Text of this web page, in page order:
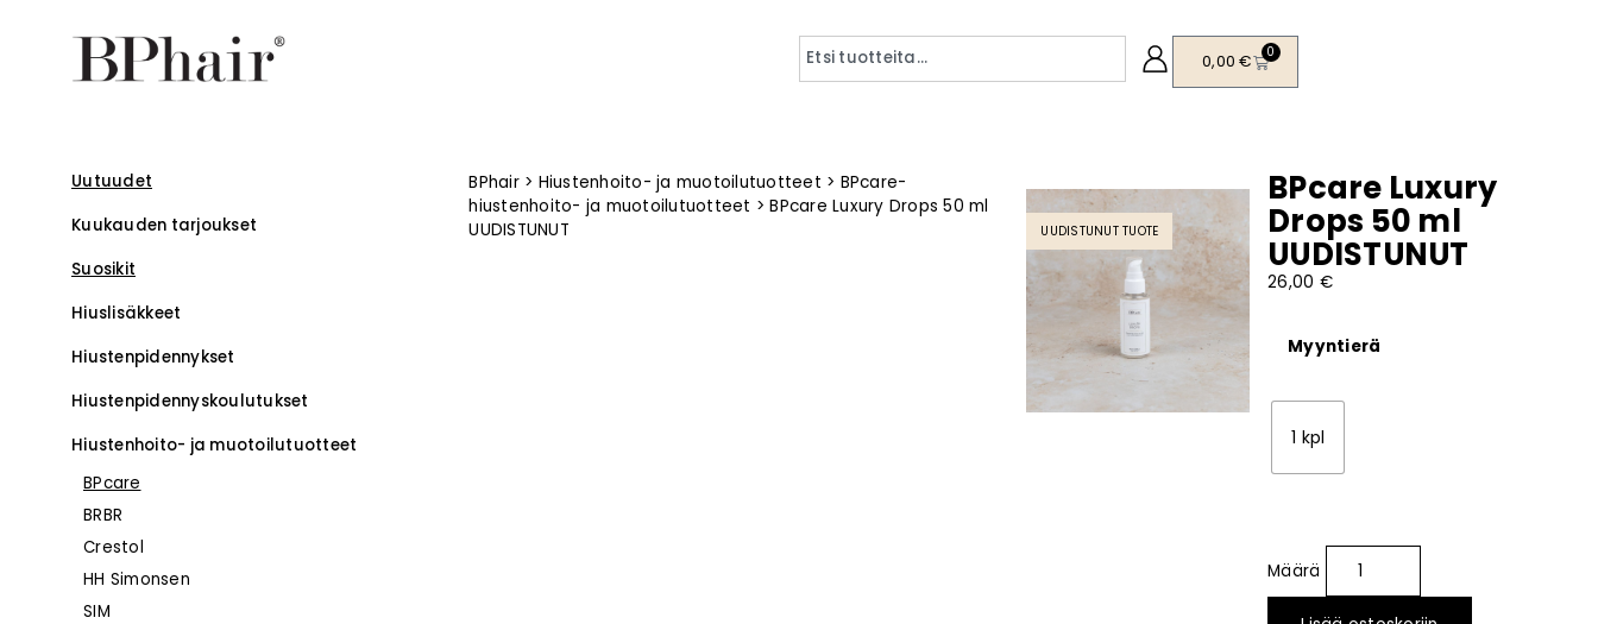
0,00€ 0
Uutuudet
Kuukauden tarjoukset
Suosikit
Hiuslisäkkeet
Hiustenpidennykset
Hiustenpidennys­koulutukset
–
Hiustenhoito- ja muotoilutuotteet
BPcare
BRBR
Crestol
–
HH Simonsen
SIM
BPhair> Hiustenhoito- ja muotoilutuotteet > BPcare-
hiustenhoito- ja muotoilutuotteet >BPcare Luxury Drops 50 ml
UUDISTUNUT
UUDISTUNUT TUOTE
BPcare Luxury
Drops 50 ml
UUDISTUNUT
26,00 €
Myyntierä
1 kpl